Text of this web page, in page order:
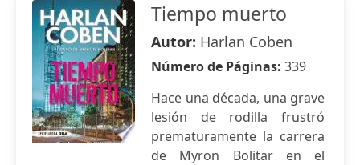
Tiempo muerto
Autor: Harlan Coben
Número de Páginas: 339
Hace una década, una grave
lesión de rodilla frustró
prematuramente la carrera
de Myron Bolitar en el